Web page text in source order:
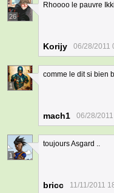
26
Rhoooo le pauvre
Korijy 06/28/2011
1
comme le dit si bien
mach1 06/28/
1
toujours Asgard ..
bricc 11/11/2011